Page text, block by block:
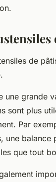
de
une grande
sont plus
Par
une balance
que tout